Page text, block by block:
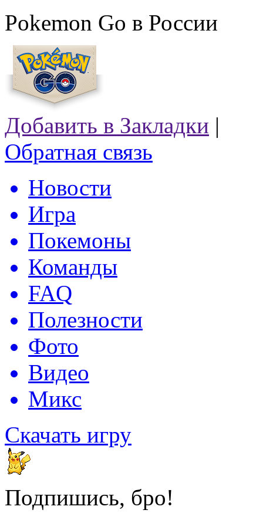
Pokemon Go в России
Добавить в Закладки |
Обратная связь
Новости
Игра
Покемоны
Команды
FAQ
Полезности
Фото
Видео
Микс
Скачать игру
Подпишись, бро!